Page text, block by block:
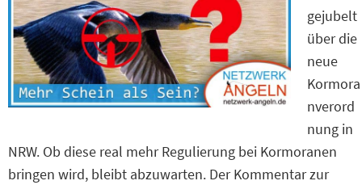
gejubelt
über die
neue
Kormora
nverord
nung in
NRW. Ob diese real mehr Regulierung bei Kormoranen
bringen wird, bleibt abzuwarten. Der Kommentar zur